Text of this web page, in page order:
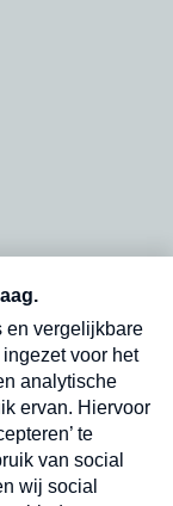
onze
in
Verzend